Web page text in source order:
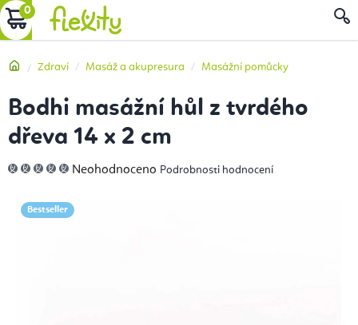
Přejít
na
NÁKUPNÍ
DomůZdraví Masáž a akupresura Masážní pomůcky
Bodhi masážní hůl z tvrdého
dřeva 14 x 2 cm
Průměrné
hodnocení
0,0
z
Neohodnoceno Podrobnosti hodnocení
Bestseller